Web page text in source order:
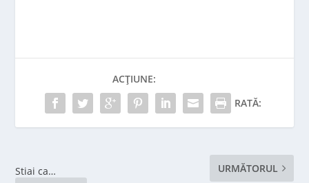
ACȚIUNE:
RATĂ:
Stiai ca…
URMĂTORUL